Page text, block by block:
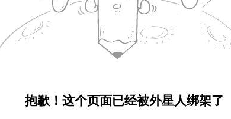
抱歉！这个页面已经被外星人绑架了